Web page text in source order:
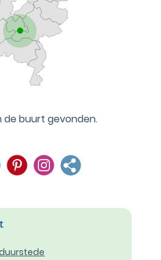
de buurt gevonden.